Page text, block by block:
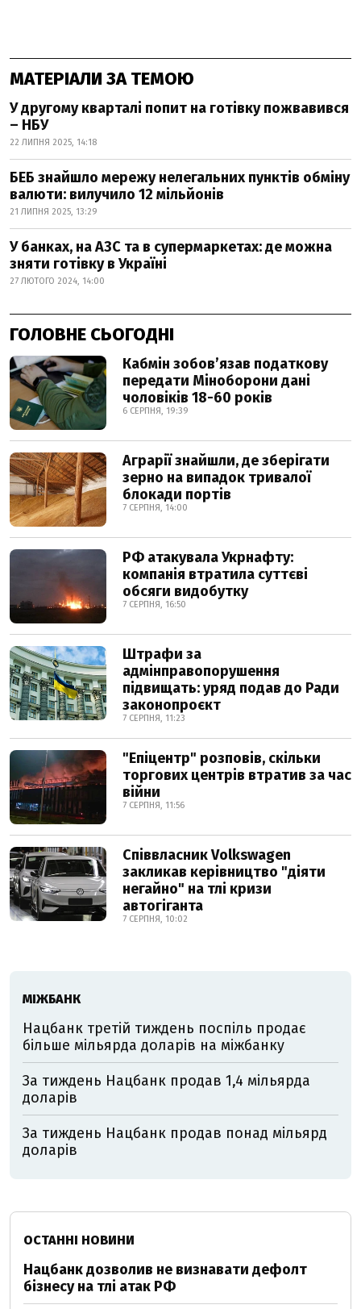
МАТЕРІАЛИ ЗА ТЕМОЮ
У другому кварталі попит на готівку пожвавився
– НБУ
22 ЛИПНЯ 2025, 14:18
БЕБ знайшло мережу нелегальних пунктів обміну
валюти: вилучило 12 мільйонів
21 ЛИПНЯ 2025, 13:29
У банках, на АЗС та в супермаркетах: де можна
зняти готівку в Україні
27 ЛЮТОГО 2024, 14:00
ГОЛОВНЕ СЬОГОДНІ
Кабмін зобовʼязав податкову
передати Міноборони дані
чоловіків 18-60 років
6 СЕРПНЯ, 19:39
Аграрії знайшли, де зберігати
зерно на випадок тривалої
блокади портів
7 СЕРПНЯ, 14:00
РФ атакувала Укрнафту:
компанія втратила суттєві
обсяги видобутку
7 СЕРПНЯ, 16:50
Штрафи за
адмінправопорушення
підвищать: уряд подав до Ради
законопроєкт
7 СЕРПНЯ, 11:23
"Епіцентр" розповів, скільки
торгових центрів втратив за час
війни
7 СЕРПНЯ, 11:56
Співвласник Volkswagen
закликав керівництво "діяти
негайно" на тлі кризи
автогіганта
7 СЕРПНЯ, 10:02
МІЖБАНК
Нацбанк третій тиждень поспіль продає
більше мільярда доларів на міжбанку
За тиждень Нацбанк продав 1,4 мільярда
доларів
За тиждень Нацбанк продав понад мільярд
доларів
ОСТАННІ НОВИНИ
Нацбанк дозволив не визнавати дефолт
бізнесу на тлі атак РФ